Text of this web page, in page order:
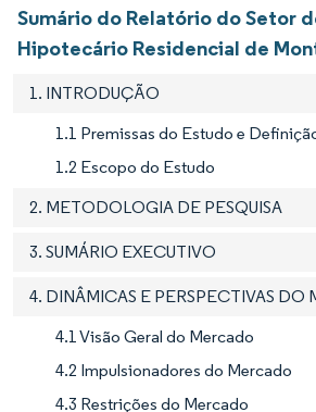
Sumário do Relatório do Setor
Hipotecário Residencial de
1. INTRODUÇÃO
1.1 Premissas do Estudo e
1.2 Escopo do Estudo
2. METODOLOGIA DE PESQUISA
3. SUMÁRIO EXECUTIVO
4. DINÂMICAS E PERSPECTIVAS DO
4.1 Visão Geral do Mercado
4.2 Impulsionadores do Mercado
4.3 Restrições do Mercado